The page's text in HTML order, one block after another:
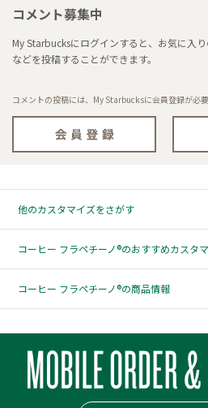
コメント募集中
My Starbucksにログインすると、お気に入
などを投稿することができます。
コメントの投稿には、My Starbucksに会員登録が必要
他のカスタマイズをさがす
コーヒー フラペチーノ®のおすすめカスタ
コーヒー フラペチーノ®の商品情報